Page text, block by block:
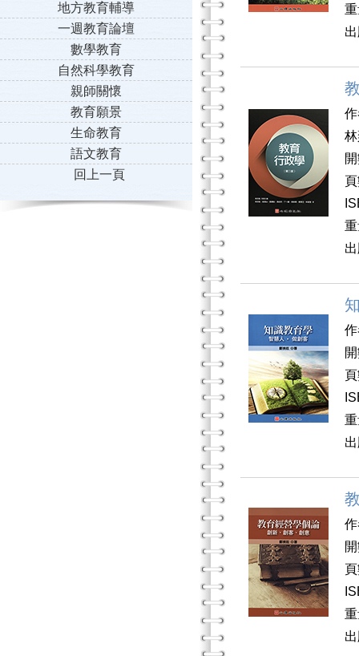
地方教育輔導
一週教育論壇
數學教育
自然科學教育
親師關懷
教育願景
生命教育
語文教育
回上一頁